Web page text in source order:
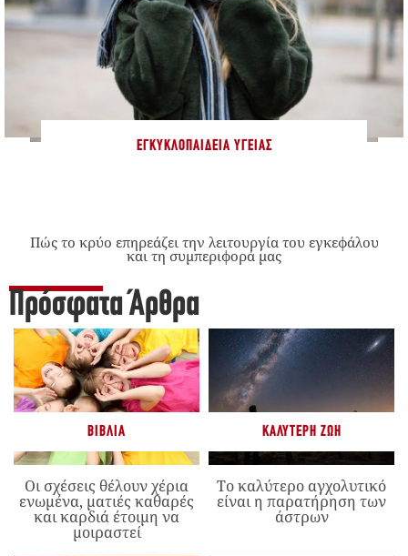
ΕΓΚΥΚΛΟΠΑΊΔΕΙΑ ΥΓΕΊΑΣ
Πώς το κρύο επηρεάζει την λειτουργία του εγκεφάλου
και τη συμπεριφορά μας
Πρόσφατα Άρθρα
ΒΙΒΛΊΑ
Οι σχέσεις θέλουν χέρια
ενωμένα, ματιές καθαρές
και καρδιά έτοιμη να
μοιραστεί
ΚΑΛΎΤΕΡΗ ΖΩΉ
Το καλύτερο αγχολυτικό
είναι η παρατήρηση των
άστρων